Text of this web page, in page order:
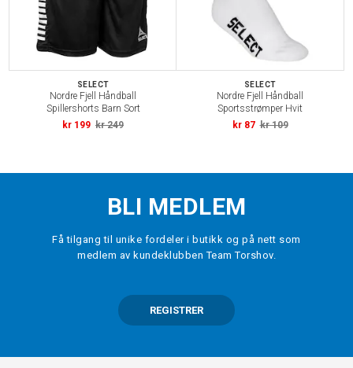
SELECT
Nordre Fjell Håndball
Spillershorts Barn Sort
kr 199 kr 249
SELECT
Nordre Fjell Håndball
Sportsstrømper Hvit
kr 87 kr 109
BLI MEDLEM
Få tilgang til unike fordeler i butikk og på nett som
medlem av kundeklubben Team Torshov.
REGISTRER